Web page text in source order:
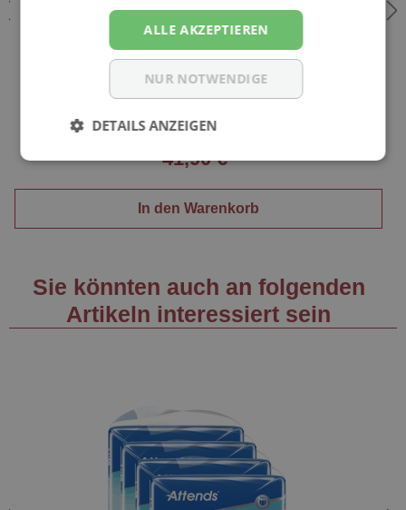
Easy Form NORMAL TBS - atmungsaktive
41,90 €*
In den Warenkorb
Sie könnten auch an folgenden
Artikeln interessiert sein
ALLE AKZEPTIEREN
NUR NOTWENDIGE
DETAILS ANZEIGEN